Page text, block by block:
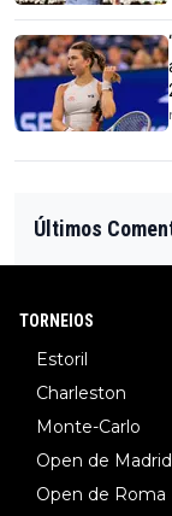
Últimos
TORNEIOS
Estoril
Charleston
Monte-Carlo
Open de Madrid
Open de Roma